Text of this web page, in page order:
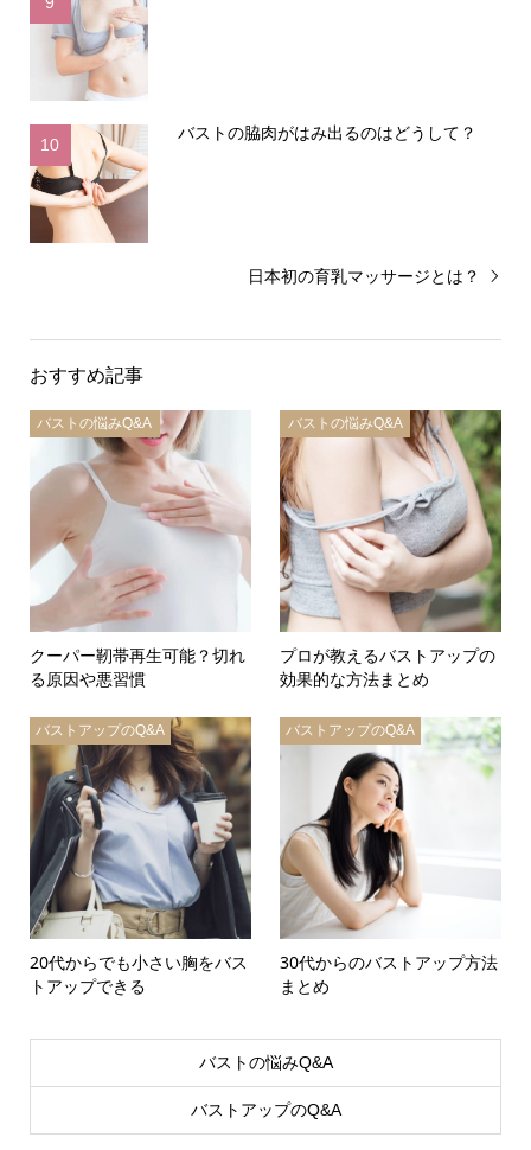
10
バストの脇肉がはみ出るのはどうして？
日本初の育乳マッサージとは？
おすすめ記事
バストの悩みQ&A
クーパー靭帯再生可能？切れ
る原因や悪習慣
バストの悩みQ&A
プロが教えるバストアップの
効果的な方法まとめ
バストアップのQ&A
20代からでも小さい胸をバス
トアップできる
バストアップのQ&A
30代からのバストアップ方法
まとめ
バストの悩みQ&A
バストアップのQ&A